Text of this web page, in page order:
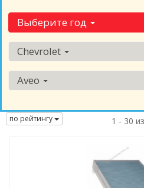
Выберите год
Chevrolet
Aveo
по рейтингу 1 - 30